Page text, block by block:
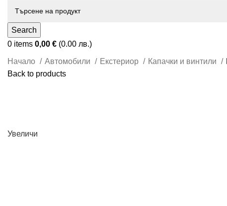
Search
0 items 0,00 € (0.00 лв.)
Начало Автомобили Екстериор Капачки и винтили
Back to products
Увеличи